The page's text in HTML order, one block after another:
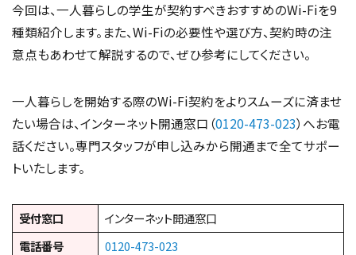
今回は、一人暮らしの学生が契約すべきおすすめのWi-Fiを9
種類紹介します。また、Wi-Fiの必要性や選び方、契約時の注
意点もあわせて解説するので、ぜひ参考にしてください。
一人暮らしを開始する際のWi-Fi契約をよりスムーズに済ませ
たい場合は、インターネット開通窓口（0120-473-023）へお電
話ください。専門スタッフが申し込みから開通まで全てサポー
トいたします。
受付窓口
インターネット開通窓口
電話番号
0120-473-023